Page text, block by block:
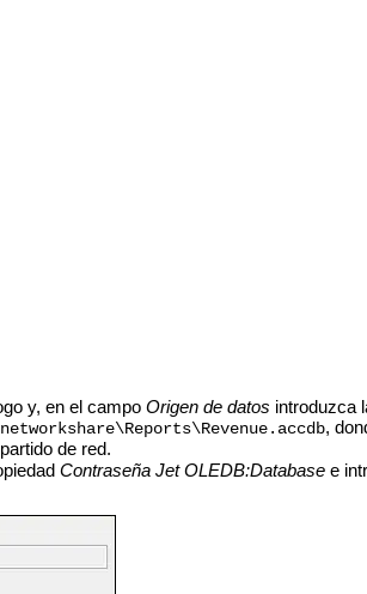
y, en el campo Origen de datos introduzca
,
de red.
Contraseña Jet OLEDB:Databasee